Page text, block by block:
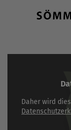
Daher wird